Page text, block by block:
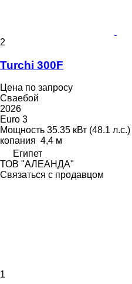
2
Turchi 300F
Цена по запросу
Сваебой
2026
Euro 3
Мощность 35.35 кВт (48.1 л.с.)
копания 4,4 м
Египет
ТОВ "АЛЕАНДА"
Связаться с продавцом
1